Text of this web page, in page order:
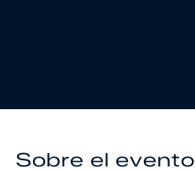
Sobre el evento